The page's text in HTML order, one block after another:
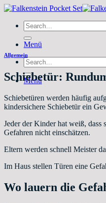
Zum
springenSearch
for:
Menü
Search
for:
Menü
Allgemein
Schiebetür:
Schiebetüren werden häufig
kindersichere Schiebetür ein
Jeder der Kinder hat weiß, dass
Gefahren nicht einschätzen.
Eltern werden schnell Meister
Im Haus stellen Türen eine
Wo lauern die